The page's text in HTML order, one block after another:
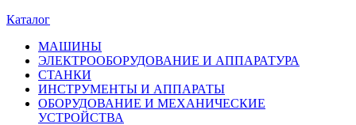
Каталог
МАШИНЫ
ЭЛЕКТРООБОРУДОВАНИЕ И АППАРАТУРА
СТАНКИ
ИНСТРУМЕНТЫ И АППАРАТЫ
ОБОРУДОВАНИЕ И МЕХАНИЧЕСКИЕ
УСТРОЙСТВА